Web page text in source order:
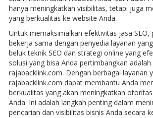
hanya meningkatkan visibilitas, tetapi juga
yang berkualitas ke website Anda.
Untuk memaksimalkan efektivitas jasa SEO,
bekerja sama dengan penyedia layanan
beluk teknik SEO dan strategi online yang
solusi yang bisa Anda pertimbangkan
rajabacklink.com. Dengan berbagai layanan
rajabacklink.com dapat membantu Anda
berkualitas yang akan meningkatkan
Anda. Ini adalah langkah penting dalam
pencarian dan visibilitas bisnis Anda secara